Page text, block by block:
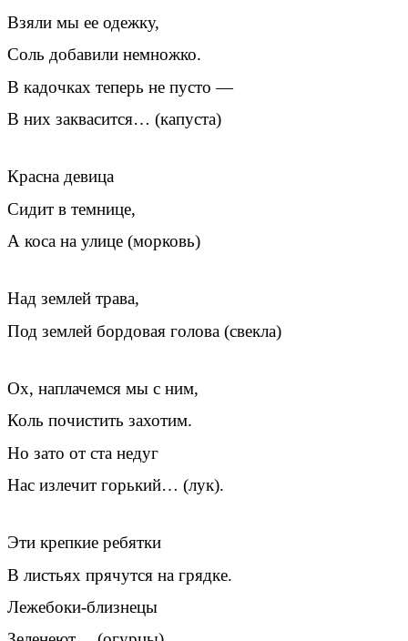
Взяли мы ее одежку,
Соль добавили немножко.
В кадочках теперь не пусто —
В них заквасится… (капуста)
Красна девица
Сидит в темнице,
А коса на улице (морковь)
Над землей трава,
Под землей бордовая голова (свекла)
Ох, наплачемся мы с ним,
Коль почистить захотим.
Но зато от ста недуг
Нас излечит горький… (лук).
Эти крепкие ребятки
В листьях прячутся на грядке.
Лежебоки-близнецы